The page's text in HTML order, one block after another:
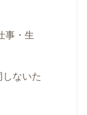
事・生
しないた